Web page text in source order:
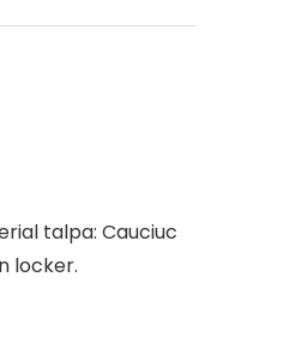
talpa: Cauciuc
locker.